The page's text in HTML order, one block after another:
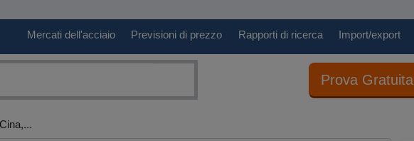
Mercati dell'acciaio Previsioni di prezzo Rapporti di ricerca Import/export
Prova Gratuita